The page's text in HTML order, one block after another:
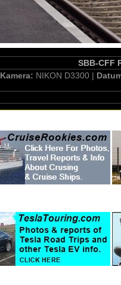
SBB-CFF
Kamera: NIKON D3300 |